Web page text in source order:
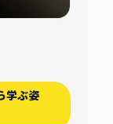
学ぶ姿